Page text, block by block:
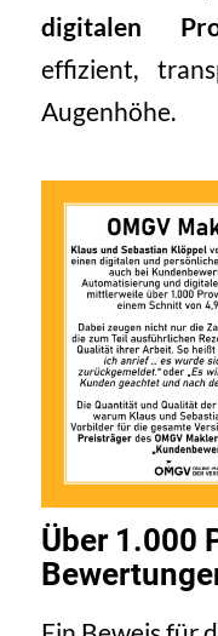
digitalen
effizient,
Augenhöhe.
Über 1.000